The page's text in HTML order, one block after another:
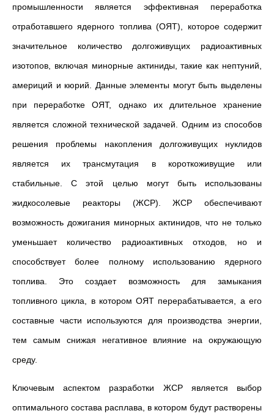
промышленности является эффективная переработка
отработавшего ядерного топлива (ОЯТ), которое содержит
значительное количество долгоживущих радиоактивных
изотопов, включая минорные актиниды, такие как нептуний,
америций и кюрий. Данные элементы могут быть выделены
при переработке ОЯТ, однако их длительное хранение
является сложной технической задачей. Одним из способов
решения проблемы накопления долгоживущих нуклидов
является их трансмутация в короткоживущие или
стабильные. С этой целью могут быть использованы
жидкосолевые реакторы (ЖСР). ЖСР обеспечивают
возможность дожигания минорных актинидов, что не только
уменьшает количество радиоактивных отходов, но и
способствует более полному использованию ядерного
топлива. Это создает возможность для замыкания
топливного цикла, в котором ОЯТ перерабатывается, а его
составные части используются для производства энергии,
тем самым снижая негативное влияние на окружающую
среду.
Ключевым аспектом разработки ЖСР является выбор
оптимального состава расплава, в котором будут растворены